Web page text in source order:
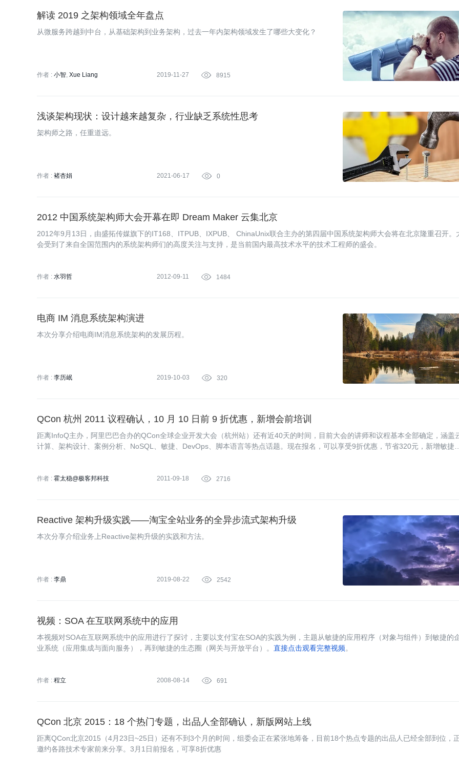
解读 2019 之架构领域全年盘点
从微服务跨越到中台，从基础架构到业务架构，过去一年内架构领域发生了哪些大变化？
作者 : 小智 Xue Liang 2019-11-27  8915
浅谈架构现状：设计越来越复杂，行业缺乏系统性思考
架构师之路，任重道远。
作者 : 褚杏娟 2021-06-17  0
2012 中国系统架构师大会开幕在即 Dream Maker 云集北京
2012年9月13日，由盛拓传媒旗下的IT168、ITPUB、IXPUB、 ChinaUnix联合主办的第四届中国系统架构师大会将在北京隆重召开。
会受到了来自全国范围内的系统架构师们的高度关注与支持，是当前国内最高技术水平的技术工程师的盛会。
作者 : 水羽哲 2012-09-11  1484
电商 IM 消息系统架构演进
本次分享介绍电商IM消息系统架构的发展历程。
作者 : 李历岷 2019-10-03  320
QCon 杭州 2011 议程确认，10 月 10 日前 9 折优惠，新增会前培训
距离InfoQ主办，阿里巴巴合办的QCon全球企业开发大会（杭州站）还有近40天的时间，目前大会的讲师和议程基本全部确定，涵盖
计算、架构设计、案例分析、NoSQL、敏捷、DevOps、脚本语言等热点话题。现在报名，可以享受9折优惠，节省320元，新增敏捷
作者 : 霍太稳@极客邦科技 2011-09-18  2716
Reactive 架构升级实践——淘宝全站业务的全异步流式架构升级
本次分享介绍业务上Reactive架构升级的实践和方法。
作者 : 李鼎 2019-08-22  2542
视频：SOA 在互联网系统中的应用
本视频对SOA在互联网系统中的应用进行了探讨，主要以支付宝在SOA的实践为例，主题从敏捷的应用程序（对象与组件）到敏捷的
业系统（应用集成与面向服务），再到敏捷的生态圈（网关与开放平台）。 直接点击观看完整视频。
作者 : 程立 2008-08-14  691
QCon 北京 2015：18 个热门专题，出品人全部确认，新版网站上线
距离QCon北京2015（4月23日~25日）还有不到3个月的时间，组委会正在紧张地筹备，目前18个热点专题的出品人已经全部到位，
邀约各路技术专家前来分享。3月1日前报名，可享8折优惠